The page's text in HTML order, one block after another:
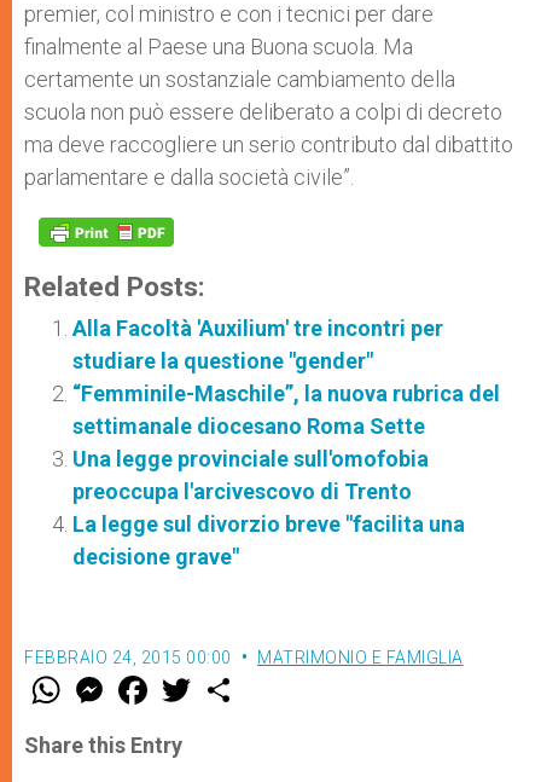
premier, col ministro e con i tecnici per dare
finalmente al Paese una Buona scuola. Ma
certamente un sostanziale cambiamento della
scuola non può essere deliberato a colpi di decreto
ma deve raccogliere un serio contributo dal dibattito
parlamentare e dalla società civile”.
Related Posts:
Alla Facoltà 'Auxilium' tre incontri per
studiare la questione "gender"
“Femminile-Maschile”, la nuova rubrica del
settimanale diocesano Roma Sette
Una legge provinciale sull'omofobia
preoccupa l'arcivescovo di Trento
La legge sul divorzio breve "facilita una
decisione grave"
FEBBRAIO 24, 2015 00:00 MATRIMONIO E FAMIGLIA
W
t
s
M
e
s
e
F
a
e
b
w
Share this Entry